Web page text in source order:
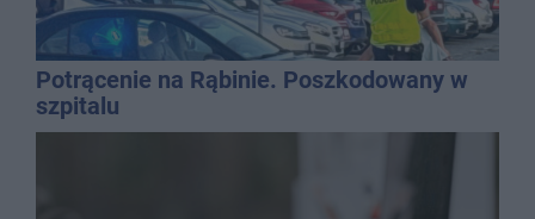
Potrącenie na Rąbinie. Poszkodowany w
szpitalu